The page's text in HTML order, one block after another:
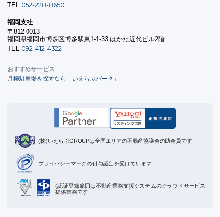
TEL 052-228-8650
福岡支社
〒812-0013
福岡県福岡市博多区博多駅東1-1-33 はかた近代ビル2階
TEL 092-412-4322
おすすめサービス
月極駐車場を探すなら「いえらぶパーク」
(株)いえらぶGROUPは全国エリアの不動産協議会の助会員です
プライバシーマークの付与認定を受けています
(認証登録範囲は不動産業務支援システムのクラウドサービス
提供業務です